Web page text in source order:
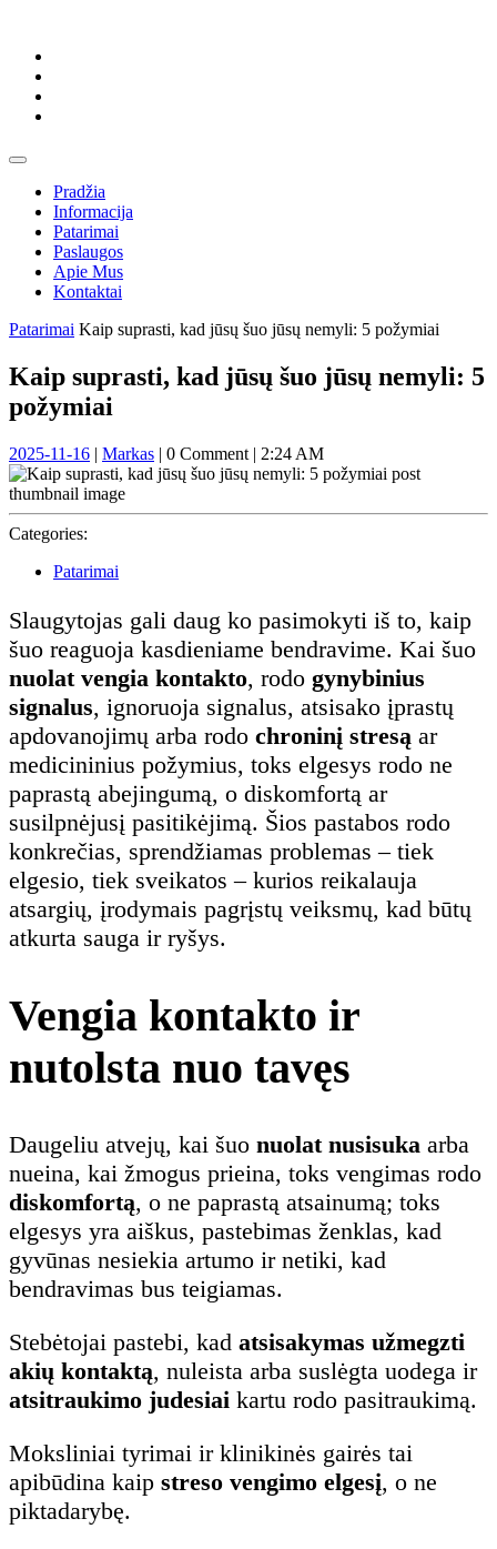
content
Skip
content
Open
ButtonPradžia
Informacija
Patarimai
Paslaugos
Apie Mus
Kontaktai
Close
Patarimai Kaip suprasti, kad jūsų šuo jūsų nemyli: 5 požymiai
Kaip suprasti, kad jūsų šuo jūsų nemyli: 5
požymiai
2025-11-162025-
11-
16
| MarkasMarkas
| 0 Comment | 2:24 AM
Categories:
Patarimai
Slaugytojas gali daug ko pasimokyti iš to, kaip
šuo reaguoja kasdieniame bendravime. Kai šuo
nuolat vengia kontakto, rodo gynybinius
signalus, ignoruoja signalus, atsisako įprastų
apdovanojimų arba rodo chroninį stresą ar
medicininius požymius, toks elgesys rodo ne
paprastą abejingumą, o diskomfortą ar
susilpnėjusį pasitikėjimą. Šios pastabos rodo
konkrečias, sprendžiamas problemas – tiek
elgesio, tiek sveikatos – kurios reikalauja
atsargių, įrodymais pagrįstų veiksmų, kad būtų
atkurta sauga ir ryšys.
Vengia kontakto ir
nutolsta nuo tavęs
Daugeliu atvejų, kai šuo nuolat nusisuka arba
nueina, kai žmogus prieina, toks vengimas rodo
diskomfortą, o ne paprastą atsainumą; toks
elgesys yra aiškus, pastebimas ženklas, kad
gyvūnas nesiekia artumo ir netiki, kad
bendravimas bus teigiamas.
Stebėtojai pastebi, kad atsisakymas užmegzti
akių kontaktą, nuleista arba suslėgta uodega ir
atsitraukimo judesiai kartu rodo pasitraukimą.
Moksliniai tyrimai ir klinikinės gairės tai
apibūdina kaip streso vengimo elgesį, o ne
piktadarybę.